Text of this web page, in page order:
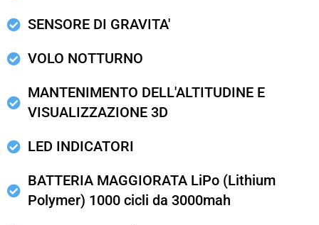
SENSORE DI GRAVITA'
VOLO NOTTURNO
MANTENIMENTO DELL'ALTITUDINE E
VISUALIZZAZIONE 3D
LED INDICATORI
BATTERIA MAGGIORATA LiPo (Lithium
Polymer) 1000 cicli da 3000mah